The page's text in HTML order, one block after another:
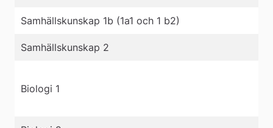
Samhällskunskap 1b (1a1 och 1 b2)
Samhällskunskap 2
Biologi 1